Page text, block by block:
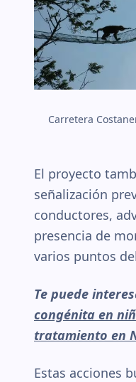
Carretera
El proyecto
señalización
conductores,
presencia de
varios puntos
Te puede
congénita en
tratamiento en
Estas acciones